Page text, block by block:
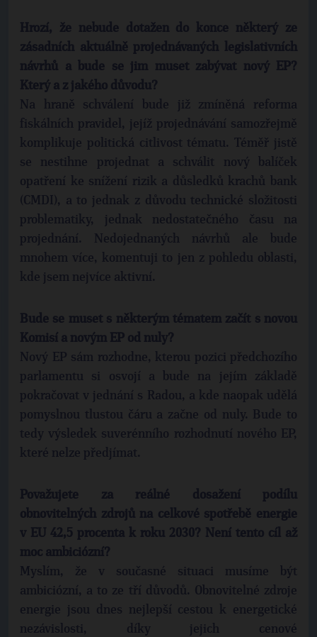
Hrozí, že nebude dotažen do konce některý ze
zásadních aktuálně projednávaných legislativních
návrhů a bude se jim muset zabývat nový EP?
Který a z jakého důvodu?
Na hraně schválení bude již zmíněná reforma
fiskálních pravidel, jejíž projednávání samozřejmě
komplikuje politická citlivost tématu. Téměř jistě
se nestihne projednat a schválit nový balíček
opatření ke snížení rizik a důsledků krachů bank
(CMDI), a to jednak z důvodu technické složitosti
problematiky, jednak nedostatečného času na
projednání. Nedojednaných návrhů ale bude
mnohem více, komentuji to jen z pohledu oblasti,
kde jsem nejvíce aktivní.
Bude se muset s některým tématem začít s novou
Komisí a novým EP od nuly?
Nový EP sám rozhodne, kterou pozici předchozího
parlamentu si osvojí a bude na jejím základě
pokračovat v jednání s Radou, a kde naopak udělá
pomyslnou tlustou čáru a začne od nuly. Bude to
tedy výsledek suverénního rozhodnutí nového EP,
které nelze předjímat.
Považujete za reálné dosažení podílu
obnovitelných zdrojů na celkové spotřebě energie
v EU 42,5 procenta k roku 2030? Není tento cíl až
moc ambiciózní?
Myslím, že v současné situaci musíme být
ambiciózní, a to ze tří důvodů. Obnovitelné zdroje
energie jsou dnes nejlepší cestou k energetické
nezávislosti, díky jejich cenové